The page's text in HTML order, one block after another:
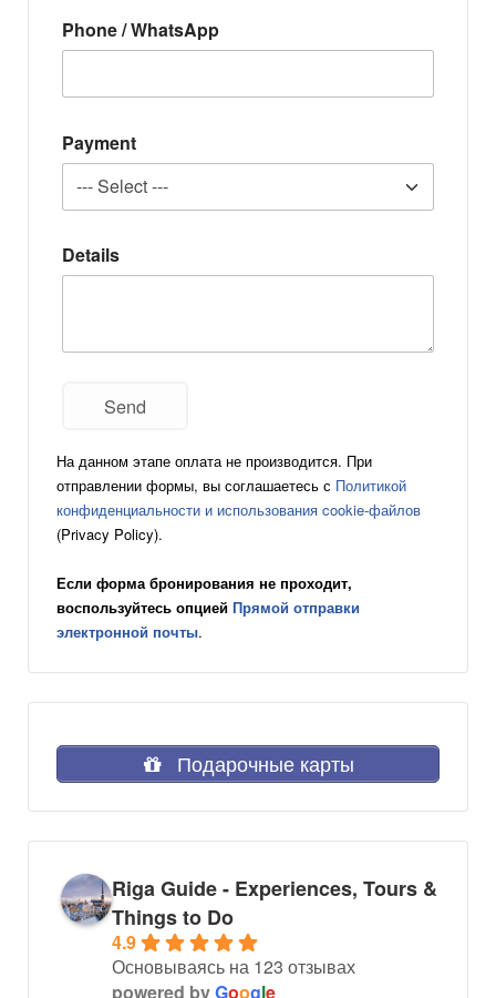
Phone / WhatsApp
Payment
Details
На данном этапе оплата не производится. При
отправлении формы, вы соглашаетесь с Политикой
конфиденциальности и использования cookie-файлов
(Privacy Policy).
Если форма бронирования не проходит,
воспользуйтесь опцией Прямой отправки
электронной почты.
Подарочные карты
Riga Guide - Experiences, Tours &
Things to Do
4.9
Основываясь на 123 отзывах
powered byGoogle